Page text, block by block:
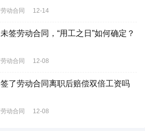
劳动合同 12-14
未签劳动合同，“用工之日”如何确定？
劳动合同 12-08
签了劳动合同离职后赔偿双倍工资吗
劳动合同 12-08